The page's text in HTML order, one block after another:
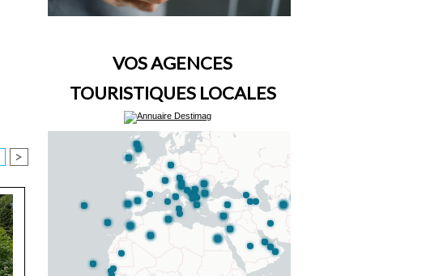
>
VOS AGENCES
TOURISTIQUES LOCALES